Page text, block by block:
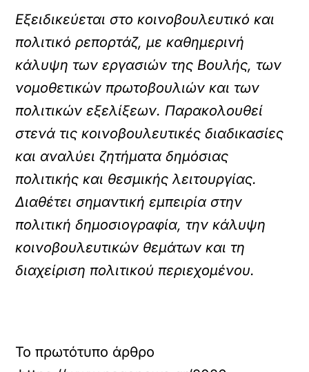
Εξειδικεύεται στο κοινοβουλευτικό και
πολιτικό ρεπορτάζ, με καθημερινή
κάλυψη των εργασιών της Βουλής, των
νομοθετικών πρωτοβουλιών και των
πολιτικών εξελίξεων. Παρακολουθεί
στενά τις κοινοβουλευτικές διαδικασίες
και αναλύει ζητήματα δημόσιας
πολιτικής και θεσμικής λειτουργίας.
Διαθέτει σημαντική εμπειρία στην
πολιτική δημοσιογραφία, την κάλυψη
κοινοβουλευτικών θεμάτων και τη
διαχείριση πολιτικού περιεχομένου.
Το πρωτότυπο άρθρο